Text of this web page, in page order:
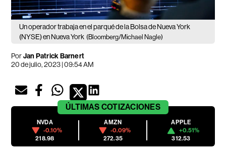
Un operador trabaja en el parqué de la Bolsa de Nueva York
(NYSE) en Nueva York (Bloomberg/Michael Nagle)
PorJan Patrick Barnert
20 de julio, 2023 | 09:54 AM
ÚLTIMAS COTIZACIONES
NVDA
-0.10%
218.98
AMZN
-0.09%
272.35
APPLE
+0.51%
312.53